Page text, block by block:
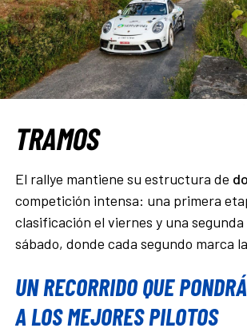
TRAMOS
El rallye mantiene su estructura de
competición intensa: una primera
clasificación el viernes y una segunda
sábado, donde cada segundo marca
UN RECORRIDO QUE
A LOS MEJORES PILOTOS